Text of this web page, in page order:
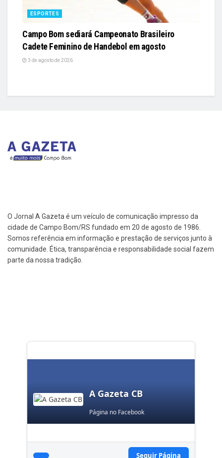
ESPORTES
Campo Bom sediará Campeonato Brasileiro
Cadete Feminino de Handebol em agosto
3 de agosto de 2026
O Jornal A Gazeta é um veículo de comunicação impresso da
cidade de Campo Bom/RS fundado em 20 de agosto de 1986.
Somos referência em informação e prestação de serviços junto à
comunidade. Ética, transparência e responsabilidade social fazem
parte da nossa tradição.
A Gazeta CB
Página no Facebook
Seguir Página